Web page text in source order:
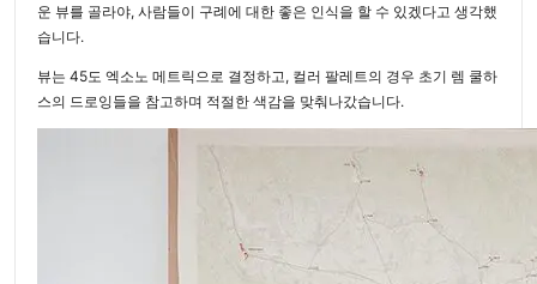
운 뷰를 골라야, 사람들이 구례에 대한 좋은 인식을 할 수 있겠다고 생각했
습니다.
뷰는 45도 엑소노 메트릭으로 결정하고, 컬러 팔레트의 경우 초기 렘 쿨하
스의 드로잉들을 참고하며 적절한 색감을 맞춰나갔습니다.